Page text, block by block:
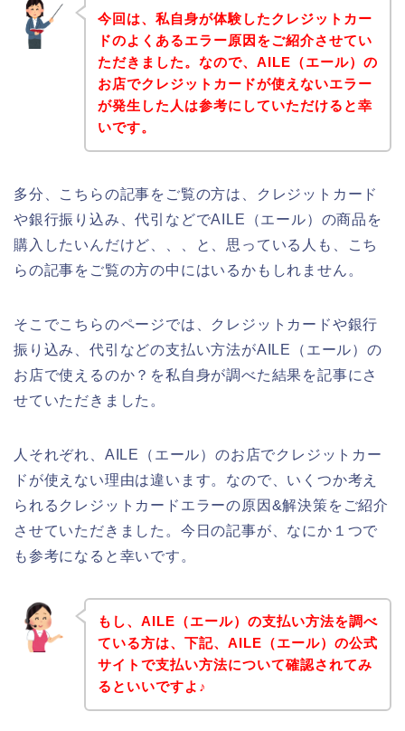
今回は、私自身が体験したクレジットカー
ドのよくあるエラー原因をご紹介させてい
ただきました。なので、AILE（エール）の
お店でクレジットカードが使えないエラー
が発生した人は参考にしていただけると幸
いです。
多分、こちらの記事をご覧の方は、クレジットカード
や銀行振り込み、代引などでAILE（エール）の商品を
購入したいんだけど、、、と、思っている人も、こち
らの記事をご覧の方の中にはいるかもしれません。
そこでこちらのページでは、クレジットカードや銀行
振り込み、代引などの支払い方法がAILE（エール）の
お店で使えるのか？を私自身が調べた結果を記事にさ
せていただきました。
人それぞれ、AILE（エール）のお店でクレジットカー
ドが使えない理由は違います。なので、いくつか考え
られるクレジットカードエラーの原因&解決策をご紹介
させていただきました。今日の記事が、なにか１つで
も参考になると幸いです。
もし、AILE（エール）の支払い方法を調べ
ている方は、下記、AILE（エール）の公式
サイトで支払い方法について確認されてみ
るといいですよ♪